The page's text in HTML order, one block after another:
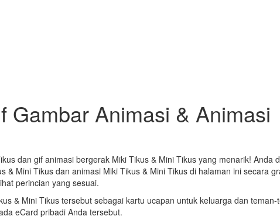
Gambar Animasi & Animasi
dan gif animasi bergerak Miki Tikus & Mini Tikus yang menarik! Anda
Mini Tikus dan animasi Miki Tikus & Mini Tikus di halaman ini secara
perincian yang sesuai.
& Mini Tikus tersebut sebagai kartu ucapan untuk keluarga dan teman-
eCard pribadi Anda tersebut.